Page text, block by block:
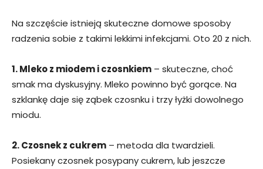
Na szczęście istnieją skuteczne domowe sposoby
radzenia sobie z takimi lekkimi infekcjami. Oto 20 z nich.
1. Mleko z miodem i czosnkiem – skuteczne, choć
smak ma dyskusyjny. Mleko powinno być gorące. Na
szklankę daje się ząbek czosnku i trzy łyżki dowolnego
miodu.
2. Czosnek z cukrem – metoda dla twardzieli.
Posiekany czosnek posypany cukrem, lub jeszcze